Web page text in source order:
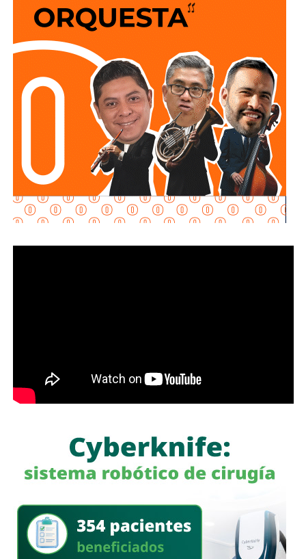
Explicó que la propuesta se desarrolla en dos vertientes
principales: e stablecer de manera objetiva
determinadas conductas evasivas del deudor
alimentario
y penalizar la coparticipación de terceras
personas que, con conocimiento de la obligación
existente, contribuyan a impedir su cumplimiento.
La diputada María Dolores Robles Chairez destacó que la
modificación busca brindar mayores herramientas jurídicas
para proteger el derecho de niñas, niños y demás
personas acreedoras alimentarias, evitando que
maniobras de carácter patrimonial sean utilizadas para
establecidas por la autoridad judicial.
durante periodos relacionados con procesos familiares y
la transferencia de bienes a familiares o personas de
confianza que actúan como titulares aparentes.
delito de incumplimiento de las obligaciones de
asistencia familiar quien se coloque intencionalmente en
estado de insolvencia con el propósito de eludir el